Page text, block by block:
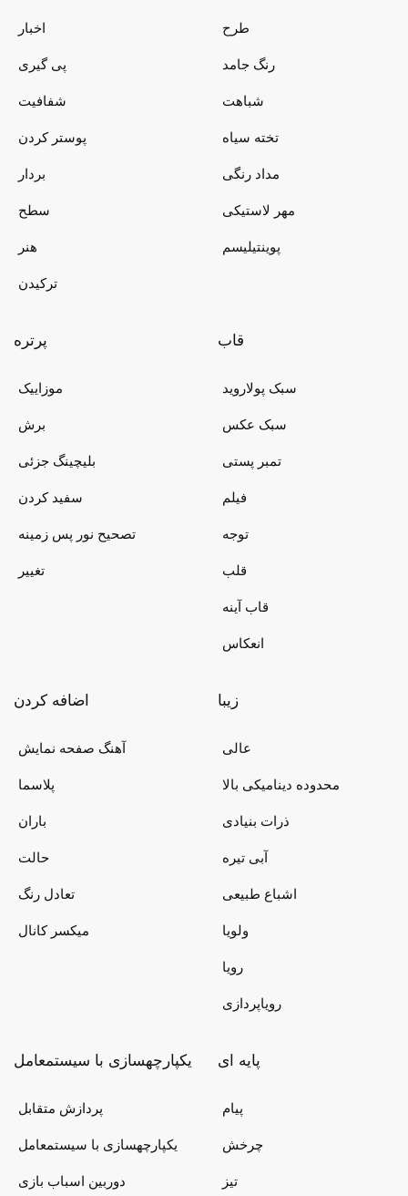
اخبار
پی گیری
شفافیت
پوستر کردن
بردار
سطح
هنر
ترکیدن
طرح
رنگ جامد
شباهت
تخته سیاه
مداد رنگی
مهر لاستیکی
پوینتیلیسم
پرتره
موزاییک
برش
بلیچینگ جزئی
سفید کردن
تصحیح نور پس زمینه
تغییر
قاب
سبک پولاروید
سبک عکس
تمبر پستی
فیلم
توجه
قلب
قاب آینه
انعکاس
اضافه کردن
آهنگ صفحه نمایش
پلاسما
باران
حالت
تعادل رنگ
میکسر کانال
زیبا
عالی
محدوده دینامیکی بالا
ذرات بنیادی
آبی تیره
اشباع طبیعی
ولویا
رویا
رویاپردازی
یکپارچهسازی با سیستمعامل
پردازش متقابل
یکپارچهسازی با سیستمعامل
دوربین اسباب بازی
پایه ای
پیام
چرخش
تیز